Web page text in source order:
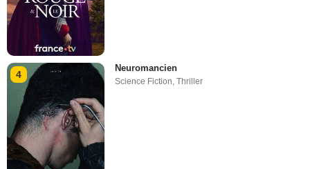
4
Neuromancien
Science Fiction,Thriller